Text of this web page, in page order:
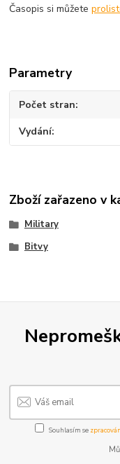
Časopis si můžete
Parametry
Počet stran
Vydání
Zboží zařazeno v
Military
Bitvy
Souhlasím se